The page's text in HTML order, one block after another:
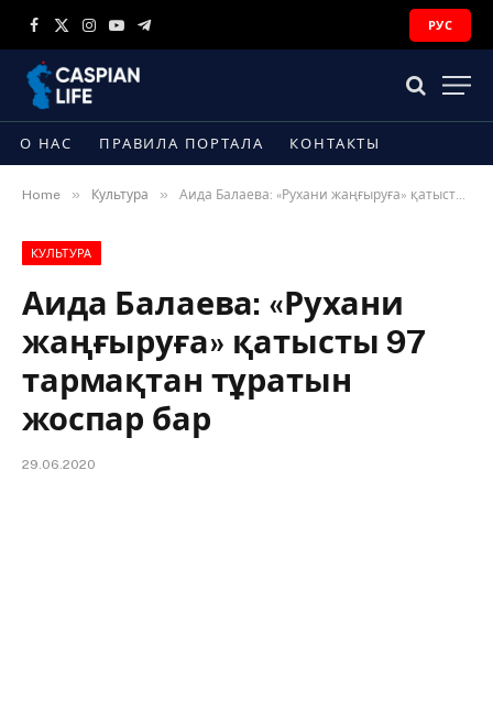
Facebook
X
Instagram
YouTubeTelegram
РУС
О НАС ПРАВИЛА ПОРТАЛА КОНТАКТЫ
Home » Культура » Аида Балаева: «Рухани жаңғыруға» қатысты 97 тармақтан тұратын жоспар бар
КУЛЬТУРА
Аида Балаева: «Рухани
жаңғыруға» қатысты 97
тармақтан тұратын
жоспар бар
29.06.2020